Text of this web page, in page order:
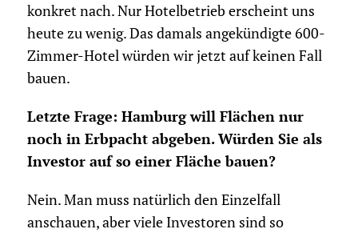
konkret nach. Nur Hotelbetrieb erscheint uns
heute zu wenig. Das damals angekündigte 600-
Zimmer-Hotel würden wir jetzt auf keinen Fall
bauen.
Letzte Frage: Hamburg will Flächen nur
noch in Erbpacht abgeben. Würden Sie als
Investor auf so einer Fläche bauen?
Nein. Man muss natürlich den Einzelfall
anschauen, aber viele Investoren sind so